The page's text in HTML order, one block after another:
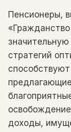
Пенсионеры,
стратегий
доходы,